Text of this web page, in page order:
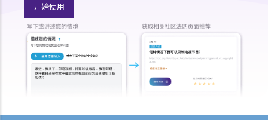
A. 已婚人士免税额
B. 供养父母及供养祖父母或外祖父母免税额
H. 重婚
1. 如果我在国外和同性结婚，然后又在香港嫁给别人，算不算重婚？
2. 在离婚呈请中，其中一方已被法庭命令为另一方支付附属济助。如果
否可以(a)根据新证据撤销判决，(b)请求法庭宣告婚姻因重婚而无效，以
开始使用